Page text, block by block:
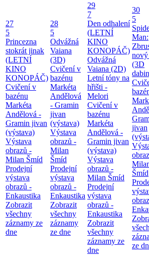
27
5
Princezna
stokrát jinak
(LETNÍ
KINO
KONOPÁČ)
Cvičení v
bazénu
Markéta
Andělová -
Gramin jivan
(výstava)
Výstava
obrazů -
Milan Šmíd
Prodejní
výstava
obrazů -
Enkaustika
Zobrazit
všechny
záznamy ze
dne
28
5
Odvážná
Vaiana
(3D)
Cvičení v
bazénu
Markéta
Andělová
- Gramin
jivan
(výstava)
Výstava
obrazů -
Milan
Šmíd
Prodejní
výstava
obrazů -
Enkaustika
Zobrazit
všechny
záznamy
ze dne
29
7
Den odhalení
(LETNÍ
KINO
KONOPÁČ)
Odvážná
Vaiana (2D)
Letní tóny na
hřišti -
Melori
Cvičení v
bazénu
Markéta
Andělová -
Gramin jivan
(výstava)
Výstava
obrazů -
Milan Šmíd
Prodejní
výstava
obrazů -
Enkaustika
Zobrazit
všechny
záznamy ze
dne
30
5
Man:
nový
(3D
jivan
Šmíd
ze